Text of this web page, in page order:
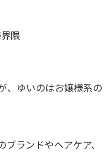
界隈
、ゆいのはお嬢様系の
ランドやヘアケア、